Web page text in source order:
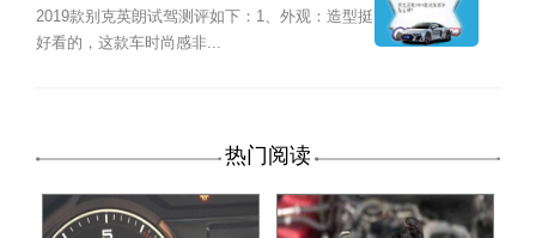
2019款别克英朗试驾测评如下：1、外观：造型挺
好看的，这款车时尚感非...
热门阅读